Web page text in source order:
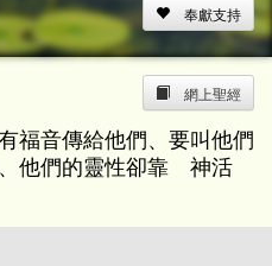
15s
15s奉獻支持
網上聖經
福音傳給他們、要叫他們
他們的靈性卻靠 神活